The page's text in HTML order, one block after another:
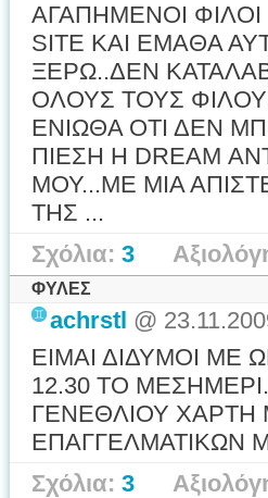
ΑΓΑΠΗΜΕΝΟΙ
SITE ΚΑΙ ΕΜΑΘΑ
ΞΕΡΩ..ΔΕΝ
ΟΛΟΥΣ ΤΟΥΣ
ΕΝΙΩΘΑ ΟΤΙ ΔΕΝ
ΠΙΕΣΗ Η DREAM
ΜΟΥ...ΜΕ ΜΙΑ
ΤΗΣ ...
Σχόλια: 3
ΦΥΛΕΣ
achrstl @
ΕΙΜΑΙ ΔΙΔΥΜΟΙ
12.30 ΤΟ
ΓΕΝΕΘΛΙΟΥ ΧΑΡΤΗ
ΕΠΑΓΓΕΛΜΑΤΙΚΩΝ
Σχόλια: 3